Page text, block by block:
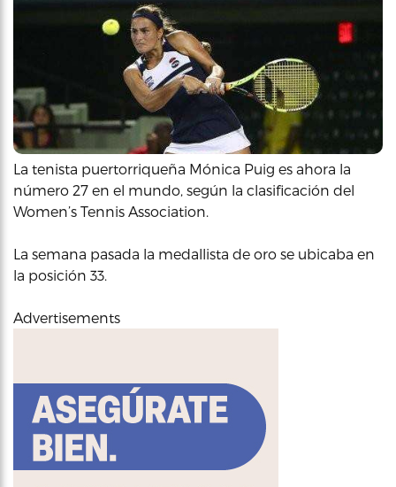
La tenista puertorriqueña Mónica Puig es ahora la
número 27 en el mundo, según la clasificación del
Women’s Tennis Association.
La semana pasada la medallista de oro se ubicaba en
la posición 33.
Advertisements